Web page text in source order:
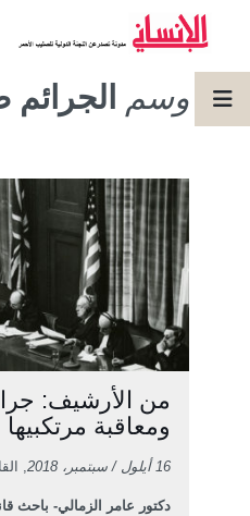
وسم الجرائم
من الأرشيف:
ومعاقبة مرتكبيها
16 أيلول / سبتمبر، 2018 ,
دكتور عامر الزمالي- باحث